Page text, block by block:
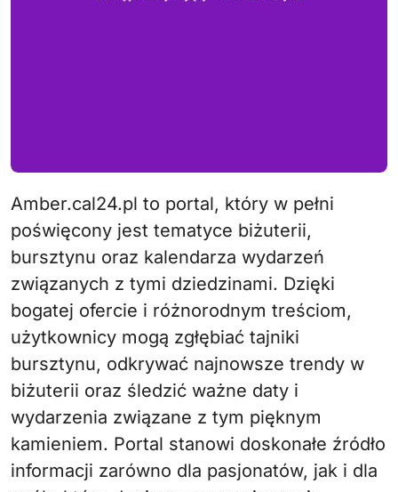
Amber.cal24.pl to portal, który w pełni
poświęcony jest tematyce biżuterii,
bursztynu oraz kalendarza wydarzeń
związanych z tymi dziedzinami. Dzięki
bogatej ofercie i różnorodnym treściom,
użytkownicy mogą zgłębiać tajniki
bursztynu, odkrywać najnowsze trendy w
biżuterii oraz śledzić ważne daty i
wydarzenia związane z tym pięknym
kamieniem. Portal stanowi doskonałe źródło
informacji zarówno dla pasjonatów, jak i dla